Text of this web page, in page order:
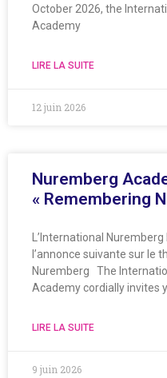
October 2026, the
Academy
LIRE LA SUITE
12 juin 2026
Nuremberg
« Remembering
L’International
l’annonce suivante sur le
Nuremberg The
Academy cordially invites
LIRE LA SUITE
9 juin 2026